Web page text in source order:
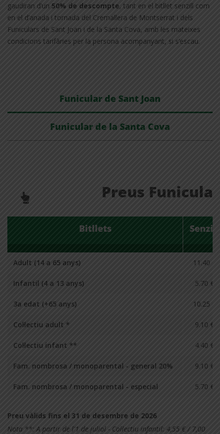
gaudiran d’un 50% de descompte, tant en el bitllet senzill com
en el d’anada i tornada del Cremallera de Montserrat i dels
Funiculars de Sant Joan i de la Santa Cova, amb les mateixes
condicions tarifàries per la persona acompanyant, si s’escau.
Funicular de Sant Joan
Funicular de la Santa Cova
Preus
Bitllets Senzill
Adult (14 a 65 anys) 11.40 €
Infantil (4 a 13 anys) 5.70 €
3a edat (+65 anys) 10.25 €
Col·lectiu adult * 9.10 €
Col·lectiu infant ** 4.40 €
Fam. nombrosa / monoparental - general 20% 9.10 €
Fam. nombrosa / monoparental - especial 5.70 €
Preu vàlids fins el 31 de desembre de 2026
Nota **: A partir de l'1 de juliol - Col·lectiu infantil: 4,55 € / 7,00